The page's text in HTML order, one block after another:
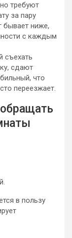
требуют
за пару
бывает ниже,
с каждым
съехать
сдают
что
переезжает.
в пользу